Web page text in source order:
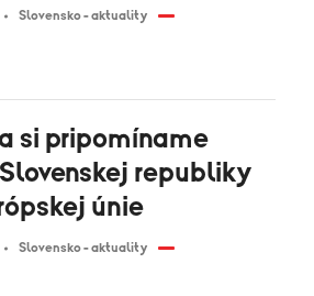
Slovensko - aktuality
si pripomíname
republiky
únie
Slovensko - aktuality